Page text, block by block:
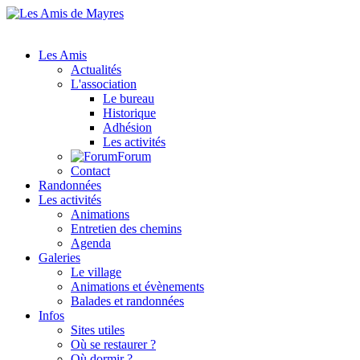
Les Amis
Actualités
L'association
Le bureau
Historique
Adhésion
Les activités
Forum
Contact
Randonnées
Les activités
Animations
Entretien des chemins
Agenda
Galeries
Le village
Animations et évènements
Balades et randonnées
Infos
Sites utiles
Où se restaurer ?